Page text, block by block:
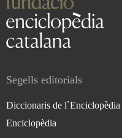
Segells editorials
Diccionaris de l`Enciclopèdia
Enciclopèdia